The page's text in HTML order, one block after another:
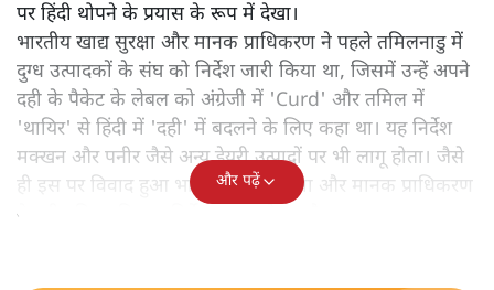
पर हिंदी थोपने के प्रयास के रूप में देखा।
भारतीय खाद्य सुरक्षा और मानक प्राधिकरण ने पहले तमिलनाडु में
दुग्ध उत्पादकों के संघ को निर्देश जारी किया था, जिसमें उन्हें अपने
दही के पैकेट के लेबल को अंग्रेजी में 'Curd' और तमिल में
'थायिर' से हिंदी में 'दही' में बदलने के लिए कहा था। यह निर्देश
मक्खन और पनीर जैसे अन्य डेयरी उत्पादों पर भी लागू होता। जैसे
ही इस पर विवाद हुआ भारतीय खाद्य सुरक्षा और मानक प्राधिकरण
ने ट्वीट किया कि वह निर्देश वापस ले रहा है।
और पढ़ें